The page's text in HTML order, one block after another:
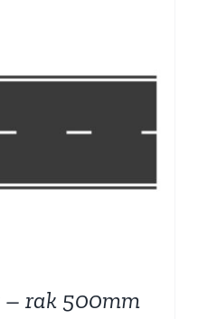
rak 500mm